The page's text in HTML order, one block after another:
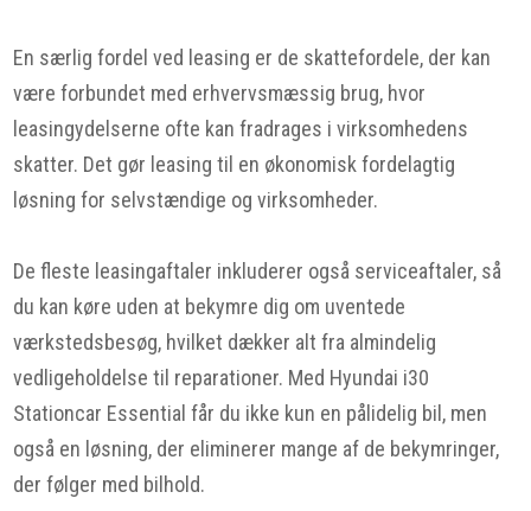
En særlig fordel ved leasing er de skattefordele, der kan
være forbundet med erhvervsmæssig brug, hvor
leasingydelserne ofte kan fradrages i virksomhedens
skatter. Det gør leasing til en økonomisk fordelagtig
løsning for selvstændige og virksomheder.
De fleste leasingaftaler inkluderer også serviceaftaler, så
du kan køre uden at bekymre dig om uventede
værkstedsbesøg, hvilket dækker alt fra almindelig
vedligeholdelse til reparationer. Med Hyundai i30
Stationcar Essential får du ikke kun en pålidelig bil, men
også en løsning, der eliminerer mange af de bekymringer,
der følger med bilhold.